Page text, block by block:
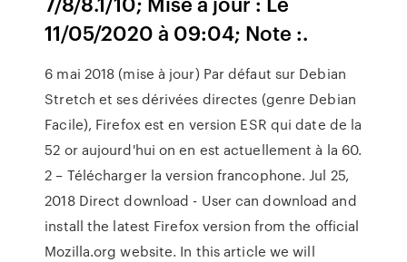
11/05/2020 à 09:04; Note :.
6 mai 2018 (mise à jour) Par défaut sur Debian
Stretch et ses dérivées directes (genre Debian
Facile), Firefox est en version ESR qui date de la
52 or aujourd'hui on en est actuellement à la 60.
2 – Télécharger la version francophone. Jul 25,
2018 Direct download - User can download and
install the latest Firefox version from the official
Mozilla.org website. In this article we will